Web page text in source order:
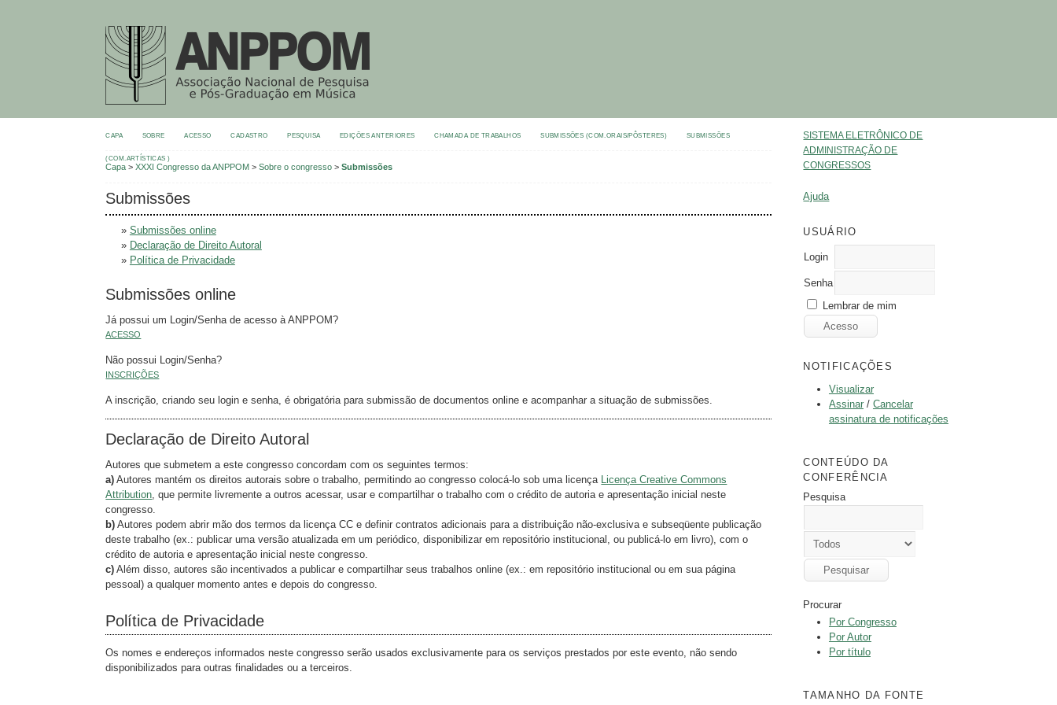
SISTEMA ELETRÔNICO DE
ADMINISTRAÇÃO DE
CONGRESSOS
Ajuda
USUÁRIO
Login
Senha
Lembrar de mim
NOTIFICAÇÕES
Visualizar
Assinar/ Cancelar
assinatura de notificações
CONTEÚDO DA
CONFERÊNCIA
Pesquisa
Procurar
Por Congresso
Por Autor
Por título
TAMANHO DA FONTE
CAPA SOBRE ACESSO CADASTRO PESQUISA EDIÇÕES ANTERIORES CHAMADA DE TRABALHOS SUBMISSÕES (COM.ORAIS/PÔSTERES) SUBMISSÕES
(COM.ARTÍSTICAS )
Capa >XXXI Congresso da ANPPOM >Sobre o congresso >Submissões
Submissões
» Submissões online
» Declaração de Direito Autoral
» Política de Privacidade
Submissões online
Já possui um Login/Senha de acesso à ANPPOM?
ACESSO
Não possui Login/Senha?
INSCRIÇÕES
A inscrição, criando seu login e senha, é obrigatória para submissão de documentos online e acompanhar a situação de submissões.
Declaração de Direito Autoral
Autores que submetem a este congresso concordam com os seguintes termos:
a) Autores mantém os direitos autorais sobre o trabalho, permitindo ao congresso colocá-lo sob uma licença
Licença Creative Commons
Attribution , que permite livremente a outros acessar, usar e compartilhar o trabalho com o crédito de autoria e apresentação inicial neste
congresso.
b) Autores podem abrir mão dos termos da licença CC e definir contratos adicionais para a distribuição não-exclusiva e subseqüente publicação
deste trabalho (ex.: publicar uma versão atualizada em um periódico, disponibilizar em repositório institucional, ou publicá-lo em livro), com o
crédito de autoria e apresentação inicial neste congresso.
c) Além disso, autores são incentivados a publicar e compartilhar seus trabalhos online (ex.: em repositório institucional ou em sua página
pessoal) a qualquer momento antes e depois do congresso.
Política de Privacidade
Os nomes e endereços informados neste congresso serão usados exclusivamente para os serviços prestados por este evento, não sendo
disponibilizados para outras finalidades ou a terceiros.